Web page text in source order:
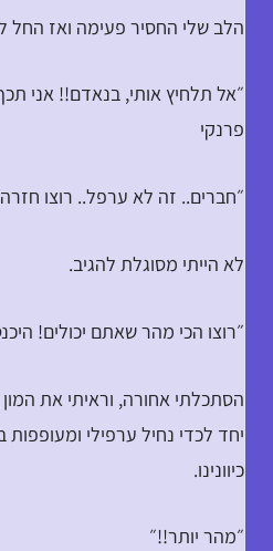
הלב שלי החסיר פעימה ואז החל
״אל תלחיץ אותי, בנאדם!! אני
פרנקי
״חברים.. זה לא ערפל.. רוצו
לא הייתי מסוגלת להגיב.
״רוצו הכי מהר שאתם יכולים!
הסתכלתי אחורה, וראיתי את
יחד לכדי נחיל ערפילי
כיוונינו.
״מהר יותר!!״